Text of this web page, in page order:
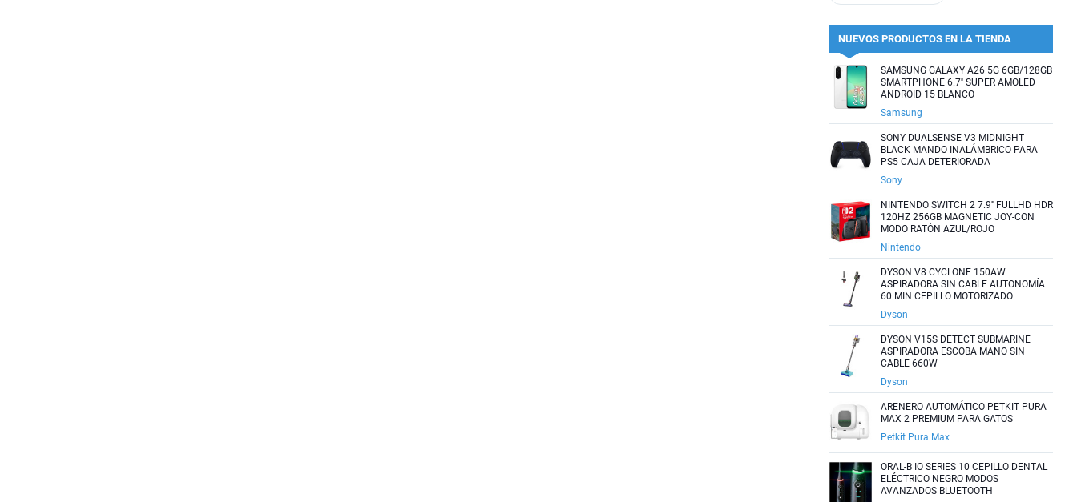
NUEVOS PRODUCTOS EN LA TIENDA
SAMSUNG GALAXY A26 5G 6GB/128GB
SMARTPHONE 6.7'' SUPER AMOLED
ANDROID 15 BLANCO
Samsung
SONY DUALSENSE V3 MIDNIGHT
BLACK MANDO INALÁMBRICO PARA
PS5 CAJA DETERIORADA
Sony
NINTENDO SWITCH 2 7.9'' FULLHD HDR
120HZ 256GB MAGNETIC JOY-CON
MODO RATÓN AZUL/ROJO
Nintendo
DYSON V8 CYCLONE 150AW
ASPIRADORA SIN CABLE AUTONOMÍA
60 MIN CEPILLO MOTORIZADO
Dyson
DYSON V15S DETECT SUBMARINE
ASPIRADORA ESCOBA MANO SIN
CABLE 660W
Dyson
ARENERO AUTOMÁTICO PETKIT PURA
MAX 2 PREMIUM PARA GATOS
Petkit Pura Max
ORAL-B IO SERIES 10 CEPILLO DENTAL
ELÉCTRICO NEGRO MODOS
AVANZADOS BLUETOOTH